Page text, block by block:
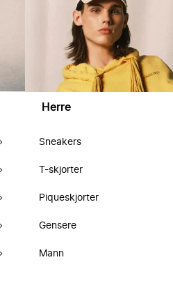
Herre
Sneakers
T-skjorter
Piqueskjorter
Gensere
Mann